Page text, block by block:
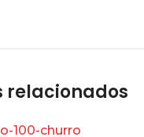
relacionados